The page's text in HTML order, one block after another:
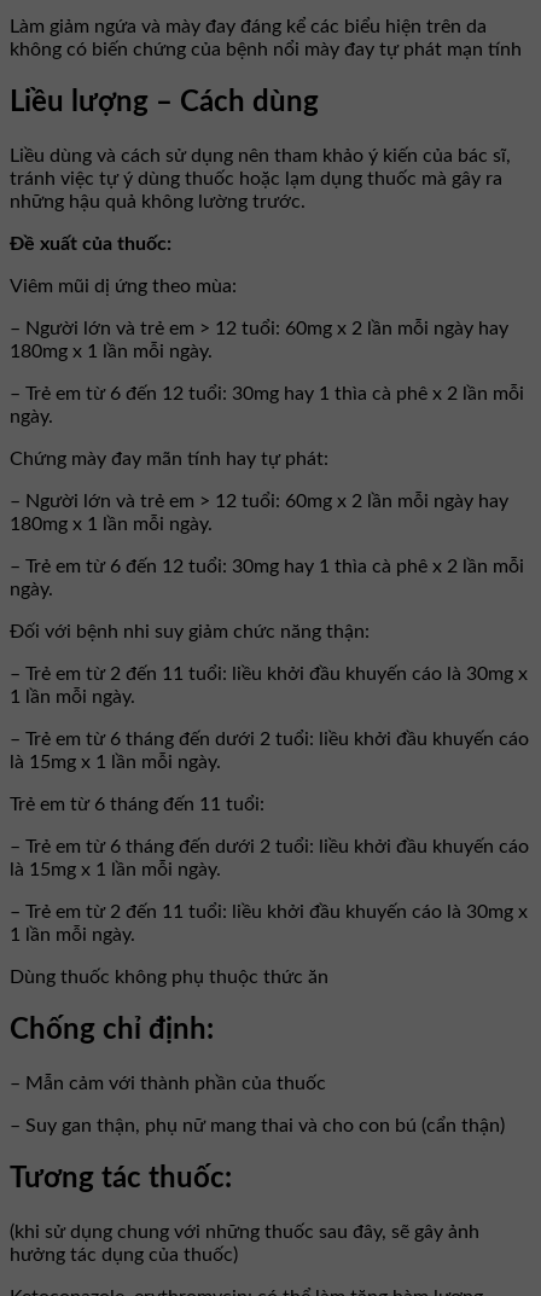
Làm giảm ngứa và mày đay đáng kể các biểu hiện trên da
không có biến chứng của bệnh nổi mày đay tự phát mạn tính
Liều lượng – Cách dùng
Liều dùng và cách sử dụng nên tham khảo ý kiến của bác sĩ,
tránh việc tự ý dùng thuốc hoặc lạm dụng thuốc mà gây ra
những hậu quả không lường trước.
Đề xuất của thuốc:
Viêm mũi dị ứng theo mùa:
– Người lớn và trẻ em > 12 tuổi: 60mg x 2 lần mỗi ngày hay
180mg x 1 lần mỗi ngày.
– Trẻ em từ 6 đến 12 tuổi: 30mg hay 1 thìa cà phê x 2 lần mỗi
ngày.
Chứng mày đay mãn tính hay tự phát:
– Người lớn và trẻ em > 12 tuổi: 60mg x 2 lần mỗi ngày hay
180mg x 1 lần mỗi ngày.
– Trẻ em từ 6 đến 12 tuổi: 30mg hay 1 thìa cà phê x 2 lần mỗi
ngày.
Đối với bệnh nhi suy giảm chức năng thận:
– Trẻ em từ 2 đến 11 tuổi: liều khởi đầu khuyến cáo là 30mg x
1 lần mỗi ngày.
– Trẻ em từ 6 tháng đến dưới 2 tuổi: liều khởi đầu khuyến cáo
là 15mg x 1 lần mỗi ngày.
Trẻ em từ 6 tháng đến 11 tuổi:
– Trẻ em từ 6 tháng đến dưới 2 tuổi: liều khởi đầu khuyến cáo
là 15mg x 1 lần mỗi ngày.
– Trẻ em từ 2 đến 11 tuổi: liều khởi đầu khuyến cáo là 30mg x
1 lần mỗi ngày.
Dùng thuốc không phụ thuộc thức ăn
Chống chỉ định:
– Mẫn cảm với thành phần của thuốc
– Suy gan thận, phụ nữ mang thai và cho con bú (cẩn thận)
Tương tác thuốc:
(khi sử dụng chung với những thuốc sau đây, sẽ gây ảnh
hưởng tác dụng của thuốc)